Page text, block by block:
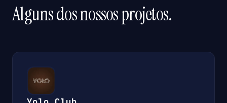
Alguns dos nossos projetos.